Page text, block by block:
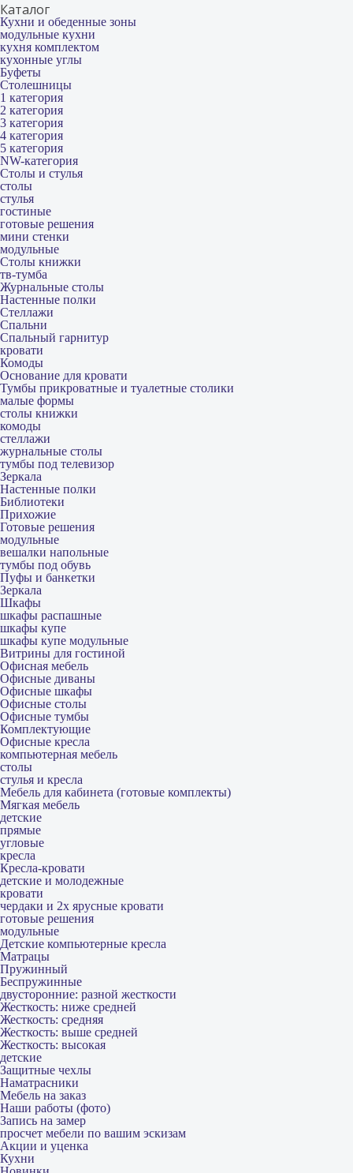
Каталог
Кухни и обеденные зоны
модульные кухни
кухня комплектом
кухонные углы
Буфеты
Столешницы
1 категория
2 категория
3 категория
4 категория
5 категория
NW-категория
Столы и стулья
столы
стулья
гостиные
готовые решения
мини стенки
модульные
Столы книжки
тв-тумба
Журнальные столы
Настенные полки
Стеллажи
Спальни
Спальный гарнитур
кровати
Комоды
Основание для кровати
Тумбы прикроватные и туалетные столики
малые формы
столы книжки
комоды
стеллажи
журнальные столы
тумбы под телевизор
Зеркала
Настенные полки
Библиотеки
Прихожие
Готовые решения
модульные
вешалки напольные
тумбы под обувь
Пуфы и банкетки
Зеркала
Шкафы
шкафы распашные
шкафы купе
шкафы купе модульные
Витрины для гостиной
Офисная мебель
Офисные диваны
Офисные шкафы
Офисные столы
Офисные тумбы
Комплектующие
Офисные кресла
компьютерная мебель
столы
стулья и кресла
Мебель для кабинета (готовые комплекты)
Мягкая мебель
детские
прямые
угловые
кресла
Кресла-кровати
детские и молодежные
кровати
чердаки и 2х ярусные кровати
готовые решения
модульные
Детские компьютерные кресла
Матрацы
Пружинный
Беспружинные
двусторонние: разной жесткости
Жесткость: ниже средней
Жесткость: средняя
Жесткость: выше средней
Жесткость: высокая
детские
Защитные чехлы
Наматрасники
Мебель на заказ
Наши работы (фото)
Запись на замер
просчет мебели по вашим эскизам
Акции и уценка
Кухни